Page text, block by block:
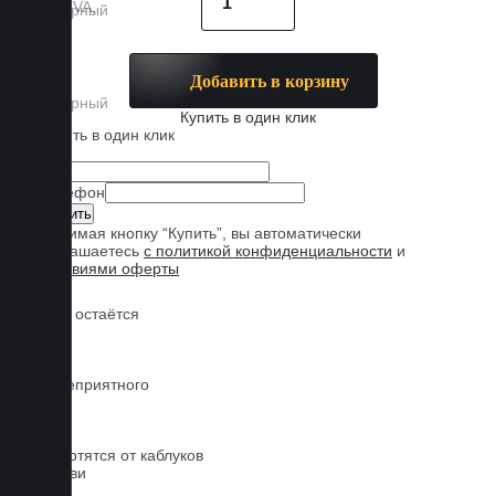
Добавить в корзину
Купить в один клик
Купить в один клик
Телефон
Нажимая кнопку “Купить”, вы автоматически
соглашаетесь с политикой конфиденциальности и
условиями оферты
Обувь остаётся
Нет неприятного
Не портятся от каблуков
на обуви